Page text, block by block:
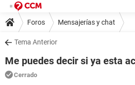
Foros Mensajerías y chat
Tema Anterior
Me puedes decir si ya esta
Cerrado